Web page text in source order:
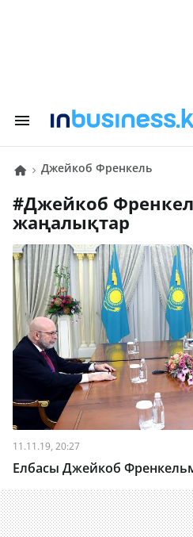
Джейкоб Френкель
# Джейкоб
жаңалықтар
11.11.19, 20:27
Елбасы Джейкоб